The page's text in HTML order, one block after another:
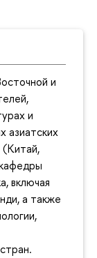
и
и
азиатских
(Китай,
включая
а также